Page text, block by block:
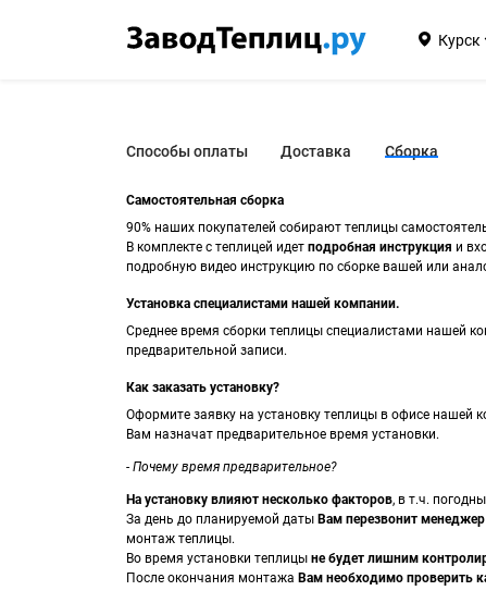
Курск
Способы оплаты Доставка Сборка
Самостоятельная сборка
90% наших покупателей собирают теплицы
В комплекте с теплицей идет подробная инструкция и
подробную видео инструкцию по сборке вашей или
Установка специалистами нашей компании.
Среднее время сборки теплицы специалистами нашей
предварительной записи.
Как заказать установку?
Оформите заявку на установку теплицы в офисе нашей
Вам назначат предварительное время установки.
- Почему время предварительное?
На установку влияют несколько факторов, в т.ч.
За день до планируемой даты Вам перезвонит
монтаж теплицы.
Во время установки теплицы не будет лишним
После окончания монтажа Вам необходимо проверить